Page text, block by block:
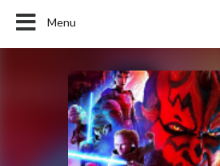
Menu